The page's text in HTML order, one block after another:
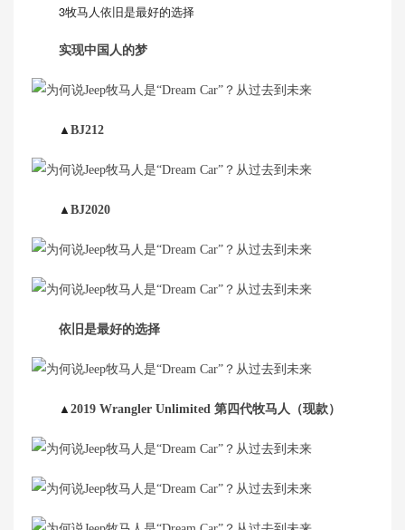
3牧马人依旧是最好的选择
实现中国人的梦
▲ BJ212
▲ BJ2020
依旧是最好的选择
▲ 2019 Wrangler Unlimited 第四代牧马人（现款）